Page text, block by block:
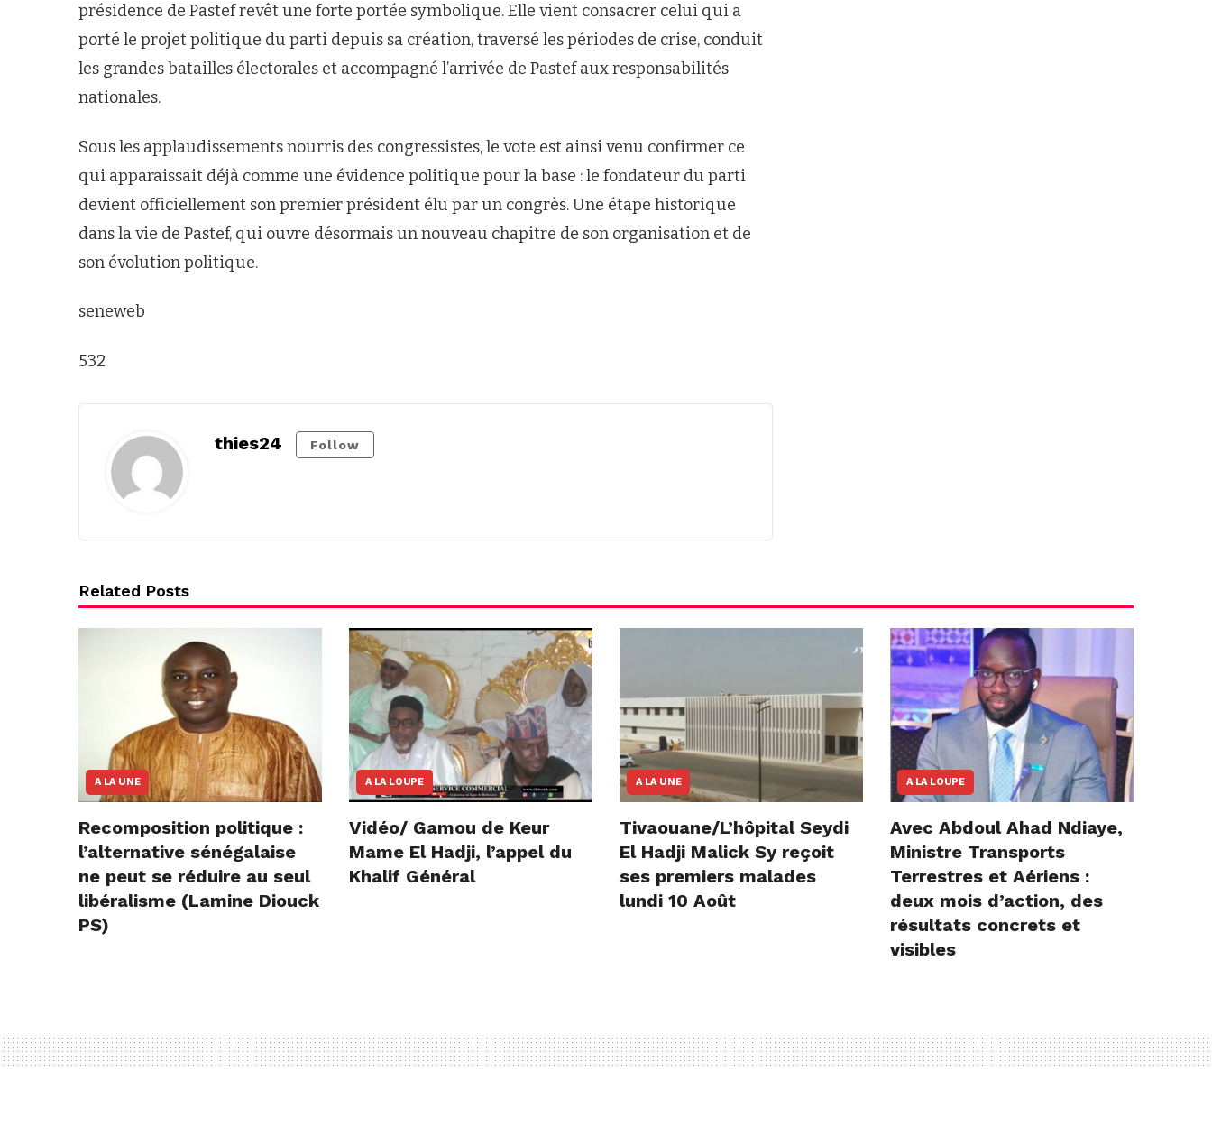
présidence de Pastef revêt une forte portée symbolique. Elle vient consacrer celui qui a
porté le projet politique du parti depuis sa création, traversé les périodes de crise, conduit
les grandes batailles électorales et accompagné l’arrivée de Pastef aux responsabilités
nationales.
Sous les applaudissements nourris des congressistes, le vote est ainsi venu confirmer ce
qui apparaissait déjà comme une évidence politique pour la base : le fondateur du parti
devient officiellement son premier président élu par un congrès. Une étape historique
dans la vie de Pastef, qui ouvre désormais un nouveau chapitre de son organisation et de
son évolution politique.
seneweb
532
thies24 Follow
Related Posts
A LA UNE
Recomposition politique :
l’alternative sénégalaise
ne peut se réduire au seul
libéralisme (Lamine Diouck
PS)
A LA LOUPE
Vidéo/ Gamou de Keur
Mame El Hadji, l’appel du
Khalif Général
A LA UNE
Tivaouane/L’hôpital Seydi
El Hadji Malick Sy reçoit
ses premiers malades
lundi 10 Août
A LA LOUPE
Avec Abdoul Ahad Ndiaye,
Ministre Transports
Terrestres et Aériens :
deux mois d’action, des
résultats concrets et
visibles